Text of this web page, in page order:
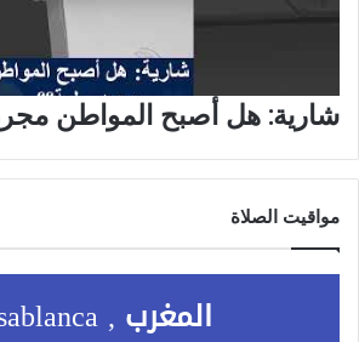
شارية: هل أصبح المواطن
مواقيت الصلاة